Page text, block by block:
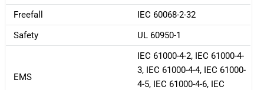
Freefall
IEC 60068-2-32
Safety
UL 60950-1
EMS
IEC 61000-4-2, IEC 61000-4-
3, IEC 61000-4-4, IEC 61000-
4-5, IEC 61000-4-6, IEC